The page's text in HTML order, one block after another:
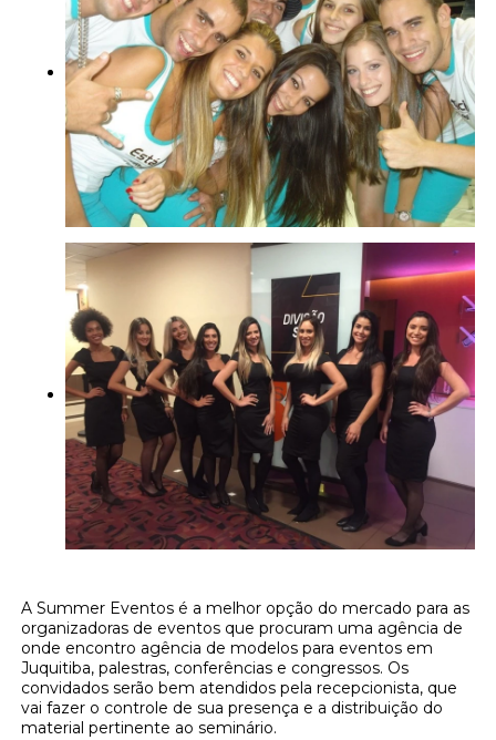
A Summer Eventos é a melhor opção do mercado para as
organizadoras de eventos que procuram uma agência de
onde encontro agência de modelos para eventos em
Juquitiba, palestras, conferências e congressos. Os
convidados serão bem atendidos pela recepcionista, que
vai fazer o controle de sua presença e a distribuição do
material pertinente ao seminário.